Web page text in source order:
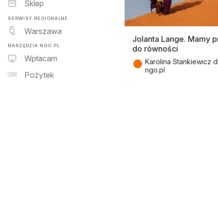
Sklep
SERWISY REGIONALNE
Warszawa
NARZĘDZIA NGO.PL
Wpłacam
Pożytek
Jolanta Lange. Mamy
do równości
● Karolina Stankiewicz
ngo.pl